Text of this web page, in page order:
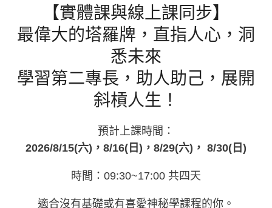
【實體課與線上課同步】
最偉大的塔羅牌，直指人心，洞
悉未來
學習第二專長，助人助己，展開
斜槓人生！
預計上課時間：
2026/8/15(六)，8/16(日)，8/29(六)， 8/30(日)
時間：09:30~17:00 共四天
適合沒有基礎或有喜愛神秘學課程的你。